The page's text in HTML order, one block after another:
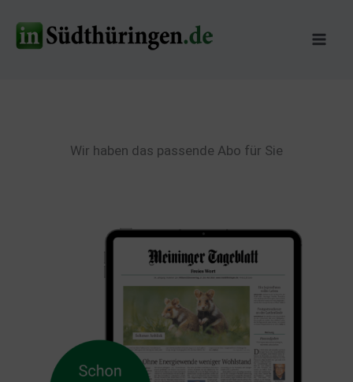
Inhalt
springen
Wir haben das passende Abo für Sie